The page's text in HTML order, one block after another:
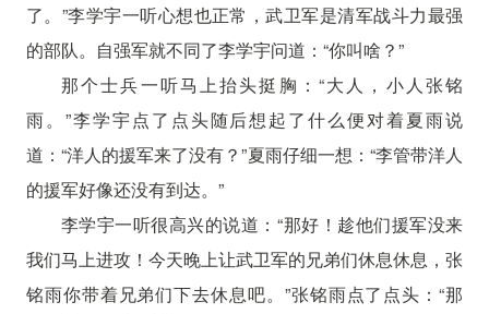
了。”李学宇一听心想也正常，武卫军是清军战斗力最强
的部队。自强军就不同了李学宇问道：“你叫啥？”
那个士兵一听马上抬头挺胸：“大人，小人张铭
雨。”李学宇点了点头随后想起了什么便对着夏雨说
道：“洋人的援军来了没有？”夏雨仔细一想：“李管带洋人
的援军好像还没有到达。”
李学宇一听很高兴的说道：“那好！趁他们援军没来
我们马上进攻！今天晚上让武卫军的兄弟们休息休息，张
铭雨你带着兄弟们下去休息吧。”张铭雨点了点头：“那